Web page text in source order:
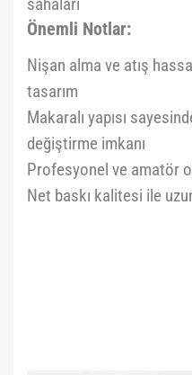
sahaları
Önemli Notlar:
Nişan alma ve atış
tasarım
Makaralı yapısı
değiştirme imkanı
Profesyonel ve amatör
Net baskı kalitesi ile